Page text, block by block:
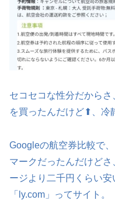
セコセコな性分だから
を買ったんだけど⬆、冷
Googleの航空券比較で
マークだったんだけど
ージより二千円くらい安
「ly.com」ってサイト。